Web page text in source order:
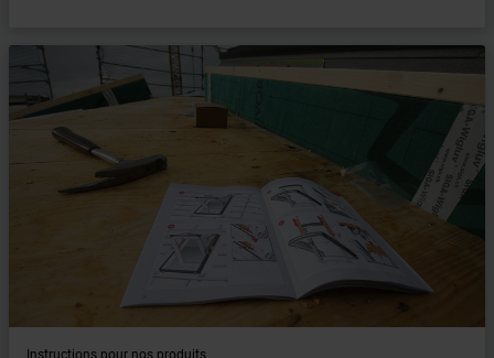
Instructions pour nos produits